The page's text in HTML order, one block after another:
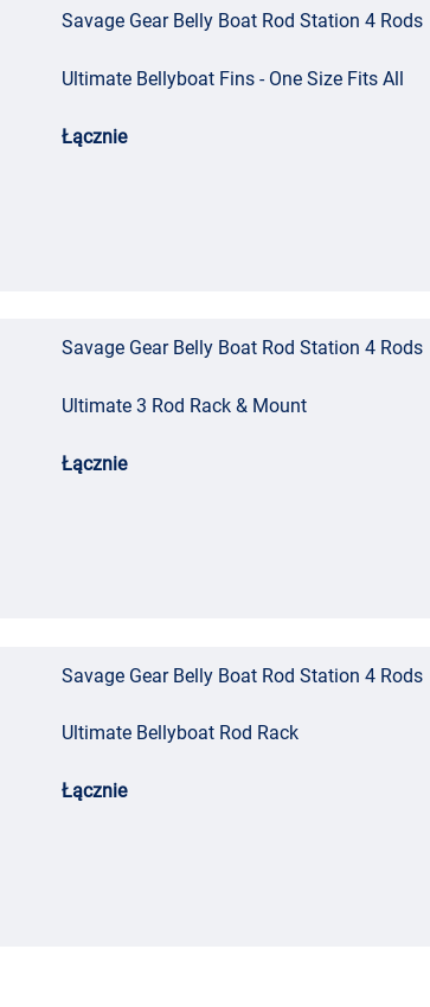
Savage Gear Belly Boat Rod Station 4 Rods
Ultimate Bellyboat Fins - One Size Fits All
Łącznie
Savage Gear Belly Boat Rod Station 4 Rods
Ultimate 3 Rod Rack & Mount
Łącznie
Savage Gear Belly Boat Rod Station 4 Rods
Ultimate Bellyboat Rod Rack
Łącznie